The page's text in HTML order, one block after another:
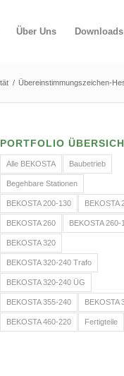
Über Uns Downloads
/ Übereinstimmungszeichen-
PORTFOLIO
Alle BEKOSTA Baubetrieb
Begehbare Stationen
BEKOSTA 200-130 BEKOSTA
BEKOSTA 260 BEKOSTA 260-
BEKOSTA 320
BEKOSTA 320-240 Trafo
BEKOSTA 320-240 ÜG
BEKOSTA 355-240 BEKOSTA
BEKOSTA 460-220 Fertigteile